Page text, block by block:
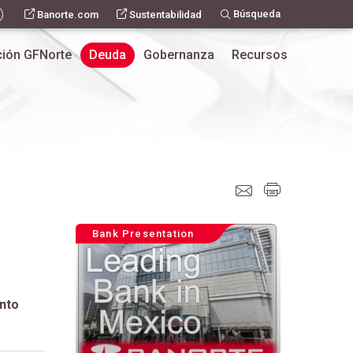
Banorte.com Sustentabilidad Búsqueda
GFNorte Deuda Gobernanza Recursos
Moneda
Fecha
de
emision
Fecha de
vencimiento
Bank Presentation